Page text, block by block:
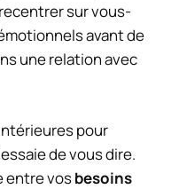
sur vous-
avant de
une relation avec
pour
de vous dire.
entre vosbesoins